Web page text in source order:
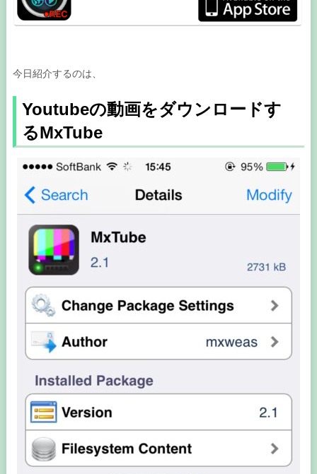
今日紹介するのは、
Youtubeの動画をダウンロードす
るMxTube